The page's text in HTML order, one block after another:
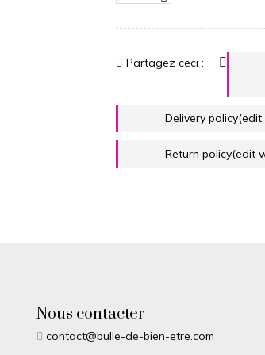
Partagez ceci :
Delivery policy(edit
Return policy(edit
Nous contacter
contact@bulle-de-bien-etre.com